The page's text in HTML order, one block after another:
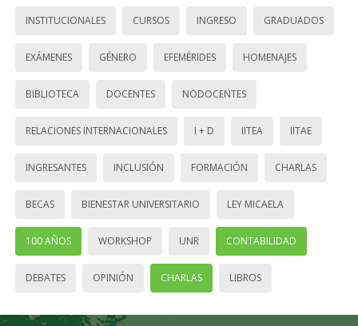
INSTITUCIONALES CURSOS INGRESO GRADUADOS
EXÁMENES GÉNERO EFEMÉRIDES HOMENAJES
BIBLIOTECA DOCENTES NODOCENTES
RELACIONES INTERNACIONALES I + D IITEA IITAE
INGRESANTES INCLUSIÓN FORMACIÓN CHARLAS
BECAS BIENESTAR UNIVERSITARIO LEY MICAELA
100 AÑOS WORKSHOP UNR CONTABILIDAD
DEBATES OPINIÓN CHARLAS LIBROS